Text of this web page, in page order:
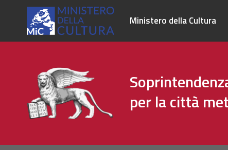
Ministero della Cultura
per la città